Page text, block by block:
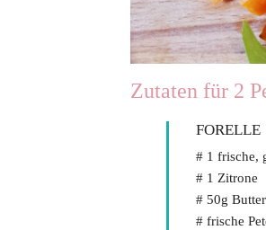
Zutaten für 2
FORELLE
# 1 frische,
# 1 Zitrone
# 50g Butter
# frische